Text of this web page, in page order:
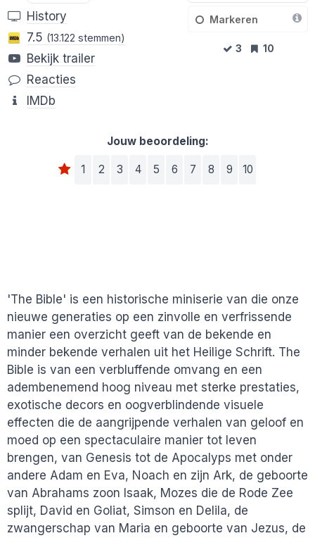
Markeren
3 10
History
7.5 (13.122 stemmen)
Bekijk trailer
Reacties
IMDb
Jouw beoordeling:
1 2 3 4 5 6 7 8 9 10
'The Bible' is een historische miniserie van die onze
nieuwe generaties op een zinvolle en verfrissende
manier een overzicht geeft van de bekende en
minder bekende verhalen uit het Heilige Schrift. The
Bible is van een verbluffende omvang en een
adembenemend hoog niveau met sterke prestaties,
exotische decors en oogverblindende visuele
effecten die de aangrijpende verhalen van geloof en
moed op een spectaculaire manier tot leven
brengen, van Genesis tot de Apocalyps met onder
andere Adam en Eva, Noach en zijn Ark, de geboorte
van Abrahams zoon Isaak, Mozes die de Rode Zee
splijt, David en Goliat, Simson en Delila, de
zwangerschap van Maria en geboorte van Jezus, de